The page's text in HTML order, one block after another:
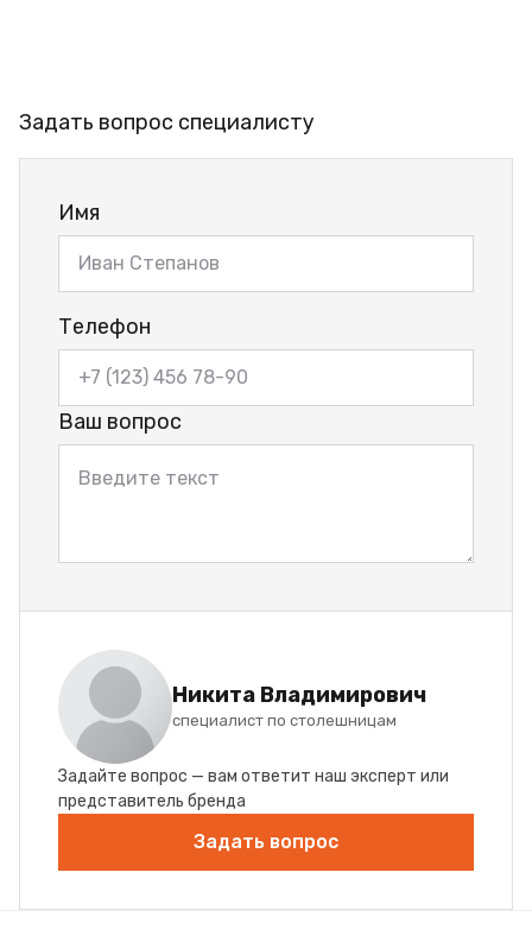
Задать вопрос специалисту
Имя
Телефон
Ваш вопрос
Никита Владимирович
специалист по столешницам
Задайте вопрос — вам ответит наш эксперт или
представитель бренда
Задать вопрос